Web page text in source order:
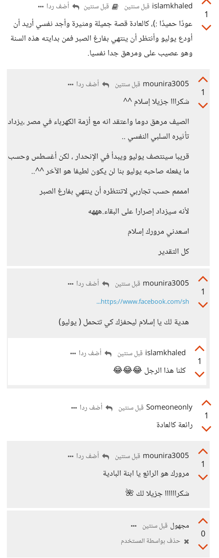
1
islamkhaled قبل سنتين قبل سنتين أضف ردا
عودًا حميدًا :)، كالعادة قصة جميلة ومثيرة وأجد نفسي أريد أن
أودع يوليو وأنتظر أن ينتهي بفارغ الصبر فمن بدايته هذه السنة
وهو عصيب على ومرهق جدا نفسيا.
1
mounira3005 قبل سنتين أضف ردا
شكرااا جزيلا إسلام ^^
الصيف مرهق دوما واعتقد انه مع أزمة الكهرباء في مصر ،يزداد
تأثيره السلبي النفسي ..
قريبا سينتصف يوليو ويبدأ في الإنحدار ، لكن أغسطس وحسب
ما يفعله صاحبه يوليو بنا لن يكون لطيفا هو الآخر ^^..
امممم حسب تجاربي لاتنتظره أن ينتهي بفارغ الصبر
لأنه سيزداد إصرارا على البقاء.هههه
اسعدني مرورك إسلام
كل التقدير
1
mounira3005 قبل سنتين أضف ردا
https://www.facebook.com/sh...
هدية لك يا إسلام ليحفزك كي تتحمل ( يوليو)
1
islamkhaled قبل سنتين أضف ردا
كلنا هذا الرجل 😂😂😂
1
Someoneonly قبل سنتين أضف ردا
رائعة كالعادة
1
mounira3005 قبل سنتين أضف ردا
مرورك هو الرائع يا ابنة البادية
شكراااااا جزيلا لك 🌺
0
مجهول قبل سنتين
حذف بواسطة المستخدم